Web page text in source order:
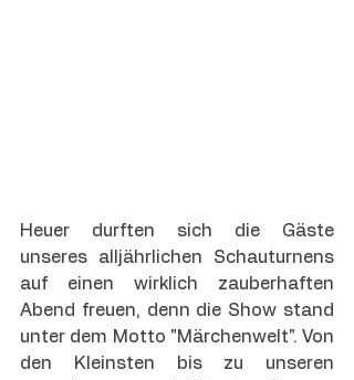
Heuer durften sich die Gäste
unseres alljährlichen Schauturnens
auf einen wirklich zauberhaften
Abend freuen, denn die Show stand
unter dem Motto "Märchenwelt". Von
den Kleinsten bis zu unseren